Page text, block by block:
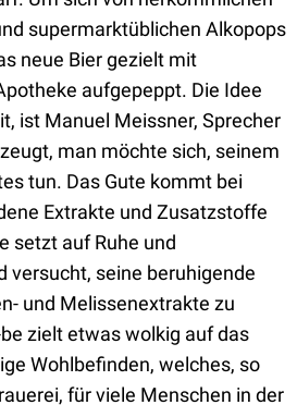
supermarktüblichen Alkopops
neue Bier gezielt mit
aufgepeppt. Die Idee
ist Manuel Meissner, Sprecher
man möchte sich, seinem
tun. Das Gute kommt bei
Extrakte und Zusatzstoffe
setzt auf Ruhe und
versucht, seine beruhigende
und Melissenextrakte zu
zielt etwas wolkig auf das
Wohlbefinden, welches, so
für viele Menschen in der